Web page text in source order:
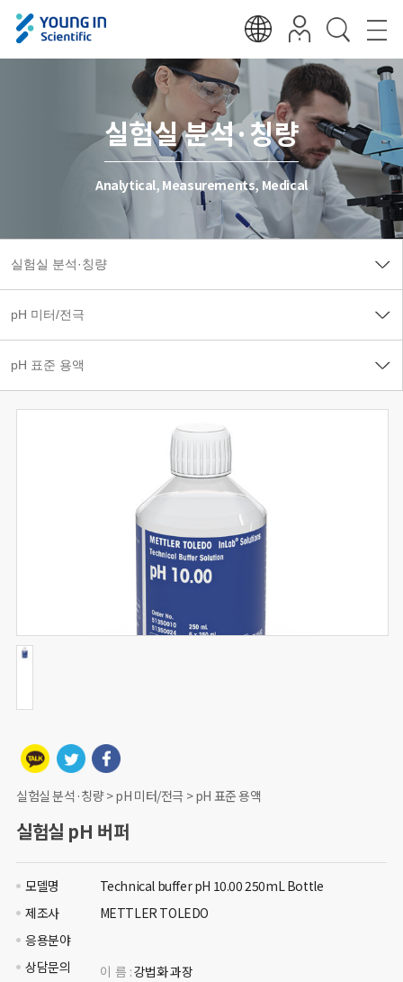
실험실 분석·칭량
Analytical, Measurements, Medical
실험실 분석·칭량 > pH 미터/전극 > pH 표준 용액
실험실 pH 버퍼
모델명
Technical buffer pH 10.00 250mL Bottle
제조사
METTLER TOLEDO
응용분야
상담문의
이 름 :강법화 과장